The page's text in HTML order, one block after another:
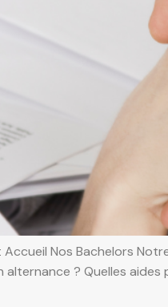
Nos Bachelors
? Quelles